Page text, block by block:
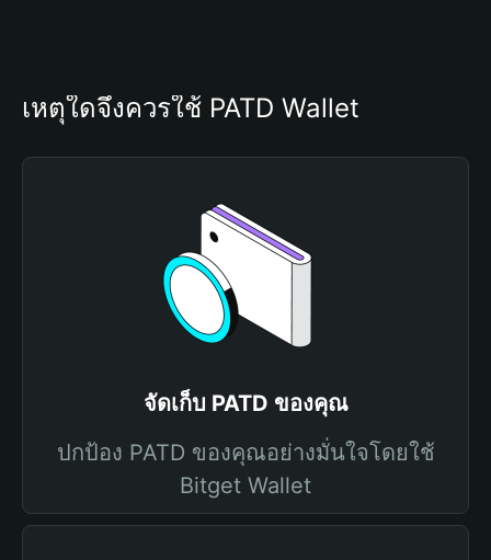
เหตุใดจึงควรใช้ PATD Wallet
จัดเก็บ PATD ของคุณ
ปกป้อง PATD ของคุณอย่างมั่นใจโดยใช้
Bitget Wallet